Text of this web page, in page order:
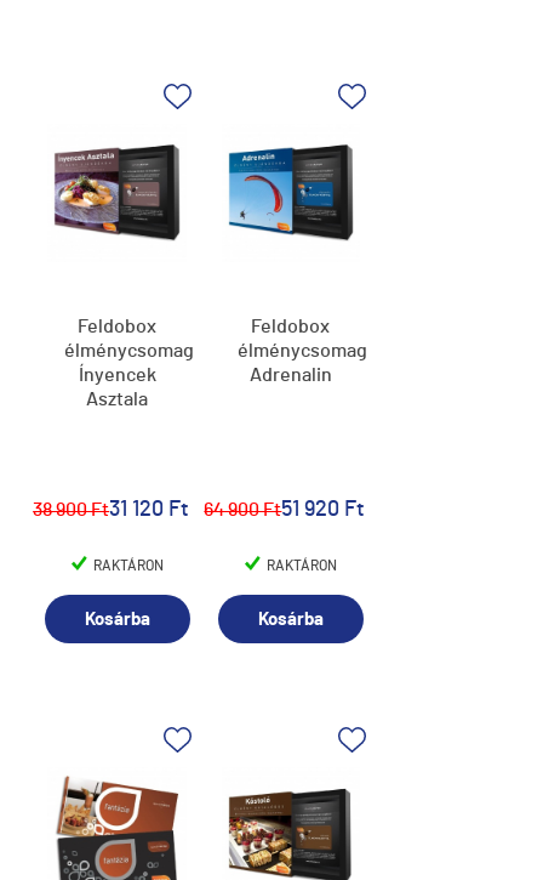
Feldobox
élménycsomag,
Ínyencek
Asztala
38 900 Ft31 120 Ft
RAKTÁRON
Kosárba
Feldobox
élménycsomag,
Adrenalin
64 900 Ft51 920 Ft
RAKTÁRON
Kosárba